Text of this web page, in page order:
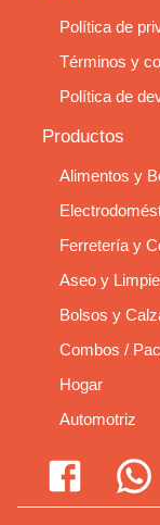
Política de
Términos y
Política de
Productos
Alimentos y
Ferretería y
Aseo y
Bolsos y
Combos /
Hogar
Automotriz